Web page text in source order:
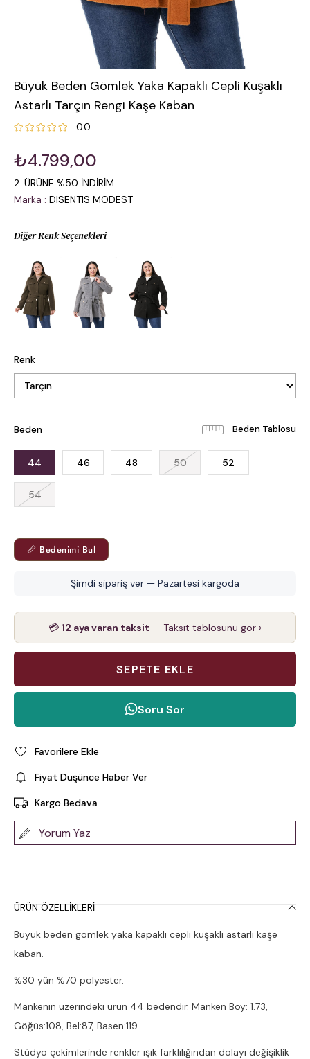
Büyük Beden Gömlek Yaka Kapaklı Cepli Kuşaklı
Astarlı Tarçın Rengi Kaşe Kaban
0.0
₺4.799,00
2. ÜRÜNE %50 İNDİRİM
Marka : DISENTIS MODEST
Diğer Renk Seçenekleri
Renk
Beden Beden Tablosu
44 46 48 50 52
54
📏 Bedenimi Bul
Şimdi sipariş ver — Pazartesi kargoda
💳 12 aya varan taksit — Taksit tablosunu gör ›
Soru Sor
Favorilere Ekle
Fiyat Düşünce Haber Ver
Kargo Bedava
Yorum Yaz
ÜRÜN ÖZELLIKLERI
Büyük beden gömlek yaka kapaklı cepli kuşaklı astarlı kaşe
kaban.
%30 yün %70 polyester.
Mankenin üzerindeki ürün 44 bedendir. Manken Boy: 1.73,
Göğüs:108, Bel:87, Basen:119.
Stüdyo çekimlerinde renkler ışık farklılığından dolayı değişiklik